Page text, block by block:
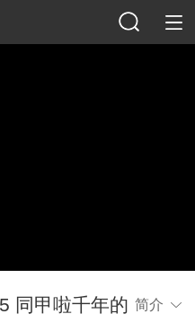
同甲啦千年的 简介